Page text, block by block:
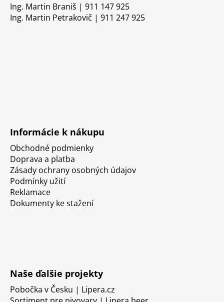
Ing. Martin Braniš | 911 147 925
Ing. Martin Petrakovič | 911 247 925
Informácie k nákupu
Obchodné podmienky
Doprava a platba
Zásady ochrany osobných údajov
Podmínky užití
Reklamace
Dokumenty ke stažení
Naše ďalšie projekty
Pobočka v Česku | Lipera.cz